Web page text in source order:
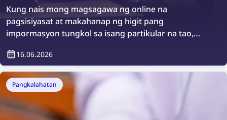
Kung nais mong magsagawa ng online na
pagsisiyasat at makahanap ng higit pang
impormasyon tungkol sa isang partikular na tao,
rito. Tingnan natin ang pinakamahusay na mga
website para magsiyasat ng isang tao online.
16.06.2026
Pangkalahatan